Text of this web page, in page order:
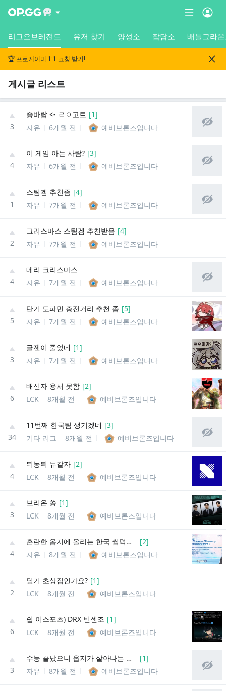
리그오브레전드 유저 찾기 양성소 잡담소 배틀그라
🏆 프로게이머 1:1 코칭 받기!
게시글 리스트
3
증바람 <- ㄹㅇ고트 [1]
자유
6개월 전 예비브론즈입니다
4
이 게임 아는 사람? [3]
자유
6개월 전 예비브론즈입니다
1
스팀겜 추천좀 [4]
자유
7개월 전 예비브론즈입니다
2
그리스마스 스팀겜 추천받음 [4]
자유
7개월 전 예비브론즈입니다
4
메리 크리스마스
자유
7개월 전 예비브론즈입니다
5
단기 도파민 충전거리 추천 좀 [5]
자유
7개월 전 예비브론즈입니다
3
글젠이 줄었네 [1]
자유
7개월 전 예비브론즈입니다
6
배신자 용서 못함 [2]
LCK
8개월 전 예비브론즈입니다
34
11번째 한국팀 생기겠네 [3]
기타 리그
8개월 전 예비브론즈입니다
4
뒤농튀 듀갈자 [2]
LCK
8개월 전 예비브론즈입니다
3
브리온 쏭 [1]
LCK
8개월 전 예비브론즈입니다
4
혼란한 옵지에 올리는 한국 씹덕겜 근황 [2]
자유
8개월 전 예비브론즈입니다
2
딮기 초상집인가요? [1]
LCK
8개월 전 예비브론즈입니다
6
쉽 이스포츠) DRX 빈센조 [1]
LCK
8개월 전 예비브론즈입니다
3
수능 끝났으니 옵지가 살아나는 건가요? [1]
자유
8개월 전 예비브론즈입니다